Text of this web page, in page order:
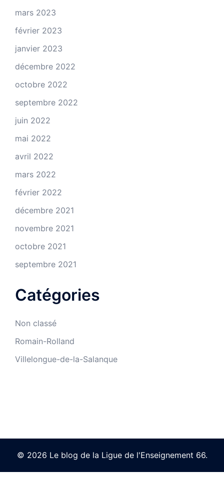
mars 2023
février 2023
janvier 2023
décembre 2022
octobre 2022
septembre 2022
juin 2022
mai 2022
avril 2022
mars 2022
février 2022
décembre 2021
novembre 2021
octobre 2021
septembre 2021
Catégories
Non classé
Romain-Rolland
Villelongue-de-la-Salanque
© 2026 Le blog de la Ligue de l'Enseignement 66.